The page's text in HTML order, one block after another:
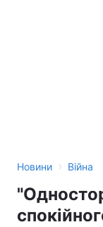
Новини › Війна